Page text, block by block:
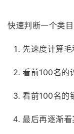
快速判断一个类目
先速度计算毛
看前100名的
看前100名的
最后再逐渐看